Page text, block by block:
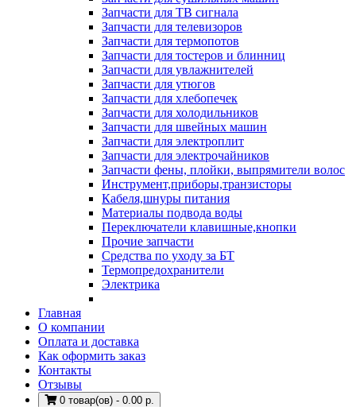
Запчасти для ТВ сигнала
Запчасти для телевизоров
Запчасти для термопотов
Запчасти для тостеров и блинниц
Запчасти для увлажнителей
Запчасти для утюгов
Запчасти для хлебопечек
Запчасти для холодильников
Запчасти для швейных машин
Запчасти для электроплит
Запчасти для электрочайников
Запчасти фены, плойки, выпрямители волос
Инструмент,приборы,транзисторы
Кабеля,шнуры питания
Материалы подвода воды
Переключатели клавишные,кнопки
Прочие запчасти
Средства по уходу за БТ
Термопредохранители
Электрика
Главная
О компании
Оплата и доставка
Как оформить заказ
Контакты
Отзывы
0 товар(ов) - 0.00 р.